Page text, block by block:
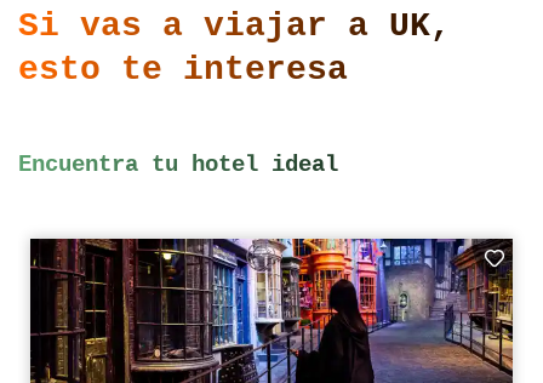
Si vas a viajar a UK,
esto te interesa
Encuentra tu hotel ideal